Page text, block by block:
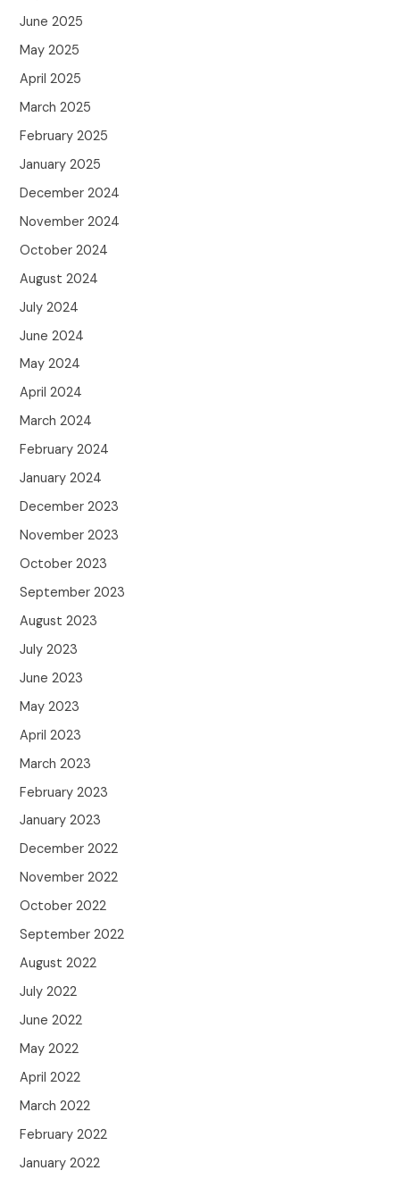
June 2025
May 2025
April 2025
March 2025
February 2025
January 2025
December 2024
November 2024
October 2024
August 2024
July 2024
June 2024
May 2024
April 2024
March 2024
February 2024
January 2024
December 2023
November 2023
October 2023
September 2023
August 2023
July 2023
June 2023
May 2023
April 2023
March 2023
February 2023
January 2023
December 2022
November 2022
October 2022
September 2022
August 2022
July 2022
June 2022
May 2022
April 2022
March 2022
February 2022
January 2022